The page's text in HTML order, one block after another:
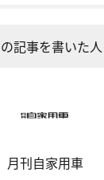
記事を書いた人
月刊自家用車